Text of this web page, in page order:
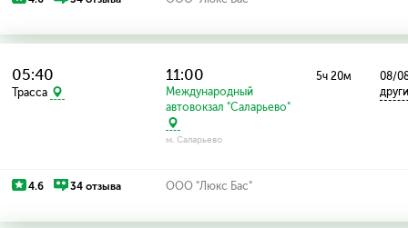
05:40
Трасса
11:00
Международный
автовокзал "Саларьево"
м. Саларьево
5ч 20м
08/
4.6 34 отзыва ООО "Люкс Бас"